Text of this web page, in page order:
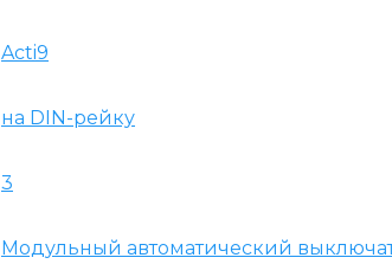
Acti9
на DIN-рейку
3
Модульный автоматический